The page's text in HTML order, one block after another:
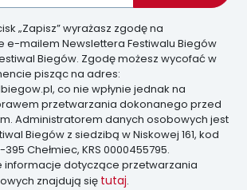
„Zapisz” wyrażasz zgodę na
e-mailem Newslettera Festiwalu Biegów
Biegów. Zgodę możesz wycofać w
pisząc na adres:
co nie wpłynie jednak na
przetwarzania dokonanego przed
Administratorem danych osobowych jest
Biegów z siedzibą w Niskowej 161, kod
Chełmiec, KRS 0000455795.
informacje dotyczące przetwarzania
znajdują się tutaj.